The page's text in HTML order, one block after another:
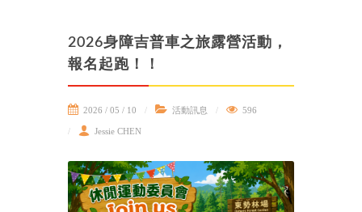
2026身障吉普車之旅露營活動，
報名起跑！！
2026 / 05 / 10 活動訊息 596
Jessie CHEN